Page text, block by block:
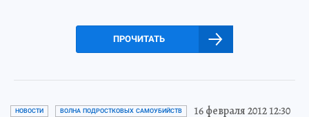
ПРОЧИТАТЬ
НОВОСТИ ВОЛНА ПОДРОСТКОВЫХ САМОУБИЙСТВ 16 февраля 2012 12:30